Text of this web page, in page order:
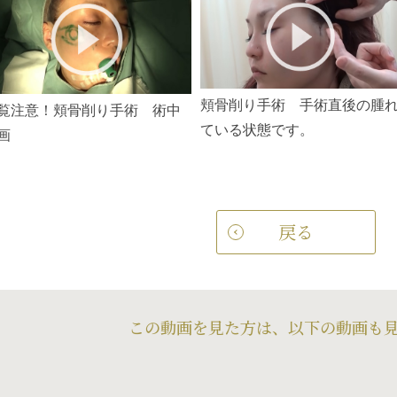
注意！頬骨削り手術 術中
頬骨削り手術 手術直後の腫
ている状態です。
戻る
この動画を見た方は、以下の動画も